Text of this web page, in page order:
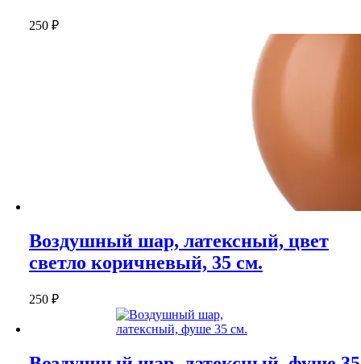
250 ₽
Воздушный шар, латексный, цвет
светло коричневый, 35 см.
250 ₽